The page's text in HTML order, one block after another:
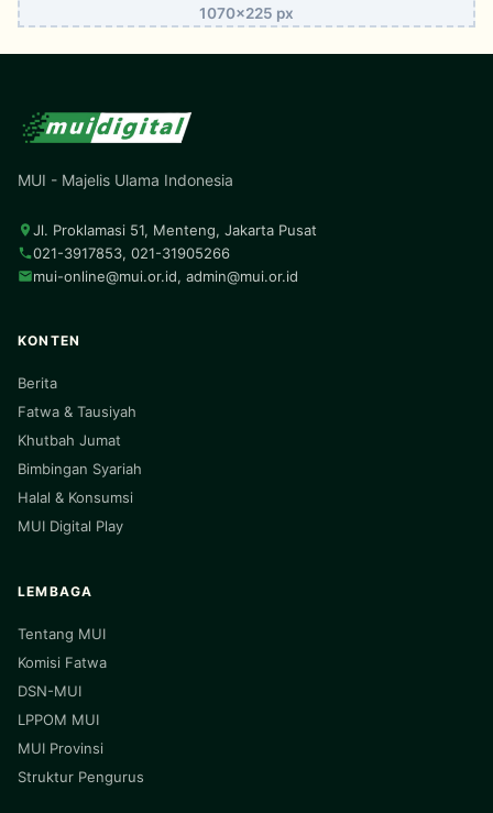
1070x225 px
MUI - Majelis Ulama Indonesia
Jl. Proklamasi 51, Menteng, Jakarta Pusat
021-3917853, 021-31905266
mui-online@mui.or.id, admin@mui.or.id
KONTEN
Berita
Fatwa & Tausiyah
Khutbah Jumat
Bimbingan Syariah
Halal & Konsumsi
MUI Digital Play
LEMBAGA
Tentang MUI
Komisi Fatwa
DSN-MUI
LPPOM MUI
MUI Provinsi
Struktur Pengurus